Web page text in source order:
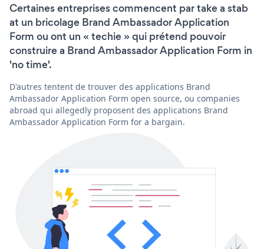
Certaines entreprises commencent par take a stab
at un bricolage Brand Ambassador Application
Form ou ont un « techie » qui prétend pouvoir
construire a Brand Ambassador Application Form in
'no time'.
D'autres tentent de trouver des applications Brand
Ambassador Application Form open source, ou companies
abroad qui allegedly proposent des applications Brand
Ambassador Application Form for a bargain.